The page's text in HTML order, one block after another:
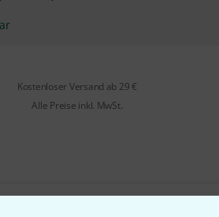
Kostenloser Versand ab 29 €
Alle Preise inkl. MwSt.